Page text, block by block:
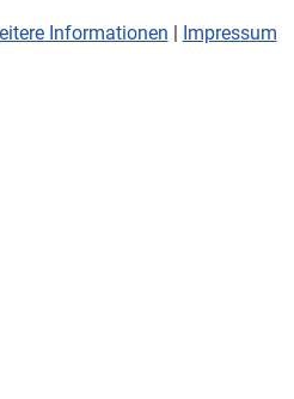
Informationen | Impressum